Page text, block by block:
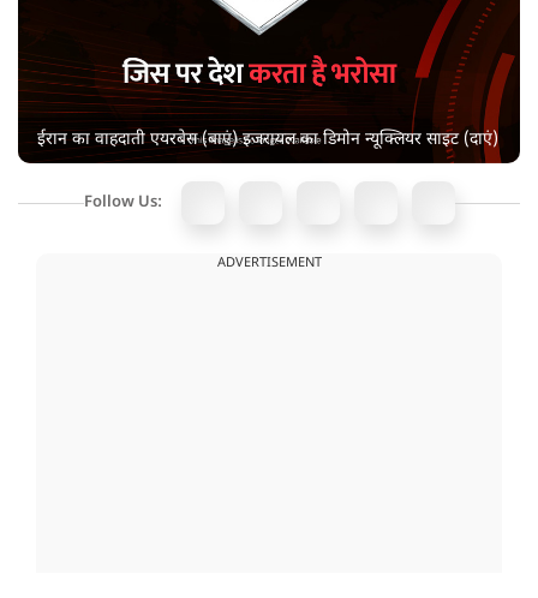
ईरान का वाहदाती एयरबेस (बाएं) इजरायल का डिमोन न्यूक्लियर साइट (दाएं)
Follow Us:
ADVERTISEMENT